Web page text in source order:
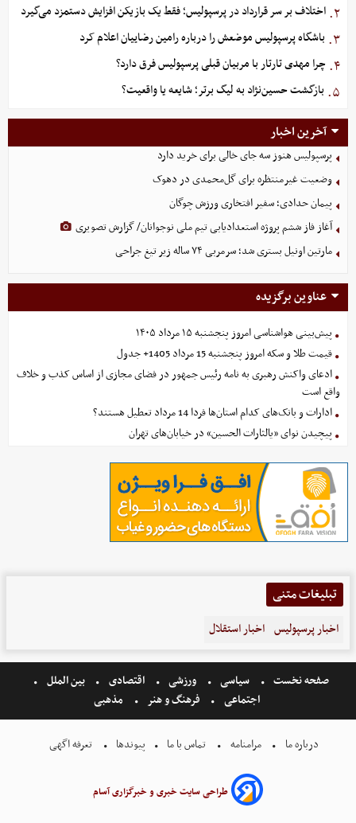
۲. اختلاف بر سر قرارداد در پرسپولیس؛ فقط یک بازیکن افزایش دستمزد می‌گیرد
۳. باشگاه پرسپولیس موضعش را درباره رامین رضاییان اعلام کرد
۴. چرا مهدی تارتار با مربیان قبلی پرسپولیس فرق دارد؟
۵. بازگشت حسین‌نژاد به لیگ برتر؛ شایعه یا واقعیت؟
آخرین اخبار
پرسپولیس هنوز سه جای خالی برای خرید دارد
وضعیت غیرمنتظره برای گل‌محمدی در دهوک
پیمان حدادی؛ سفیر افتخاری ورزش چوگان
آغاز فاز ششم پروژه استعدادیابی تیم ملی نوجوانان/ گزارش تصویری
مارتین اونیل بستری شد؛ سرمربی ۷۴ ساله زیر تیغ جراحی
عناوین برگزیده
پیش‌بینی هواشناسی امروز پنجشنبه ۱۵ مرداد ۱۴۰۵
قیمت طلا و سکه امروز پنجشنبه 15 مرداد 1405+ جدول
ادعای واکنش رهبری به نامه رئیس جمهور در فضای مجازی از اساس کذب و خلاف
واقع است
ادارات و بانک‌های کدام استان‌ها فردا 14 مرداد تعطیل هستند؟
پیچیدن نوای «یالثارات الحسین» در خیابان‌های تهران
تبلیغات متنی
اخبار پرسپولیس اخبار استقلال
صفحه نخست سیاسی ورزشی اقتصادی
بین الملل
اجتماعی
فرهنگ و هنر مذهبی
درباره ما مرامنامه تماس با ما پیوندها تعرفه اگهی
طراحی سایت خبری و خبرگزاری آسام